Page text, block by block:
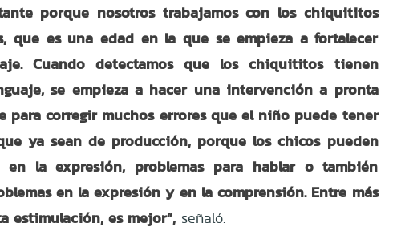
porque nosotros trabajamos con los chiquititos
que es una edad en la que se empieza a fortalecer
Cuando detectamos que los chiquititos tienen
se empieza a hacer una intervención a pronta
para corregir muchos errores que el niño puede tener
ya sean de producción, porque los chicos pueden
en la expresión, problemas para hablar o también
en la expresión y en la comprensión. Entre más
estimulación, es mejor”, señaló.